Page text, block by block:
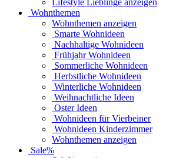
Lifestyle Lieblinge anzeigen
Wohnthemen
Wohnthemen anzeigen
Smarte Wohnideen
Nachhaltige Wohnideen
Frühjahr Wohnideen
Sommerliche Wohnideen
Herbstliche Wohnideen
Winterliche Wohnideen
Weihnachtliche Ideen
Oster Ideen
Wohnideen für Vierbeiner
Wohnideen Kinderzimmer
Wohnthemen anzeigen
Sale%